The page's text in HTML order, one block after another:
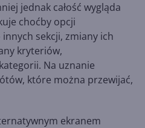
jednak całość wygląda
choćby opcji
sekcji, zmiany ich
kryteriów,
Na uznanie
które można przewijać,
ekranem